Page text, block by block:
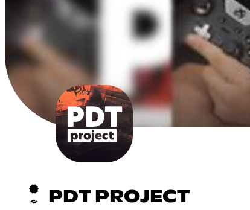
PDT PROJECT